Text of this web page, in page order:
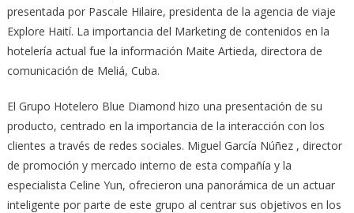
presentada por Pascale Hilaire, presidenta de la agencia de viaje
Explore Haití. La importancia del Marketing de contenidos en la
hotelería actual fue la información Maite Artieda, directora de
comunicación de Meliá, Cuba.
El Grupo Hotelero Blue Diamond hizo una presentación de su
producto, centrado en la importancia de la interacción con los
clientes a través de redes sociales. Miguel García Núñez , director
de promoción y mercado interno de esta compañía y la
especialista Celine Yun, ofrecieron una panorámica de un actuar
inteligente por parte de este grupo al centrar sus objetivos en los